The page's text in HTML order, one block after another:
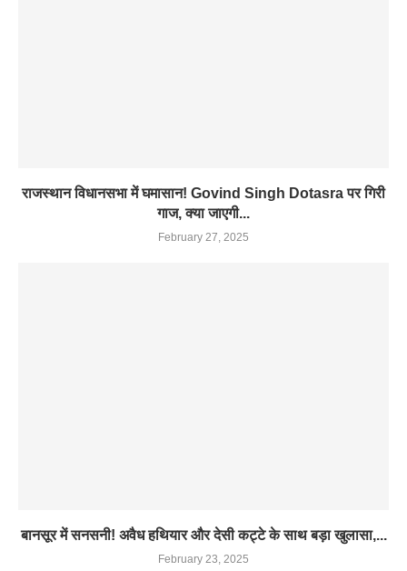
राजस्थान विधानसभा में घमासान! Govind Singh Dotasra पर गिरी
गाज, क्या जाएगी...
February 27, 2025
बानसूर में सनसनी! अवैध हथियार और देसी कट्टे के साथ बड़ा खुलासा,...
February 23, 2025